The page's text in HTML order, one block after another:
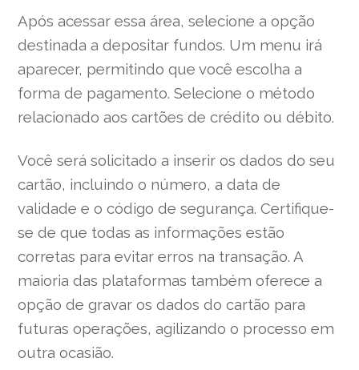
Após acessar essa área, selecione a opção
destinada a depositar fundos. Um menu irá
aparecer, permitindo que você escolha a
forma de pagamento. Selecione o método
relacionado aos cartões de crédito ou débito.
Você será solicitado a inserir os dados do seu
cartão, incluindo o número, a data de
validade e o código de segurança. Certifique-
se de que todas as informações estão
corretas para evitar erros na transação. A
maioria das plataformas também oferece a
opção de gravar os dados do cartão para
futuras operações, agilizando o processo em
outra ocasião.